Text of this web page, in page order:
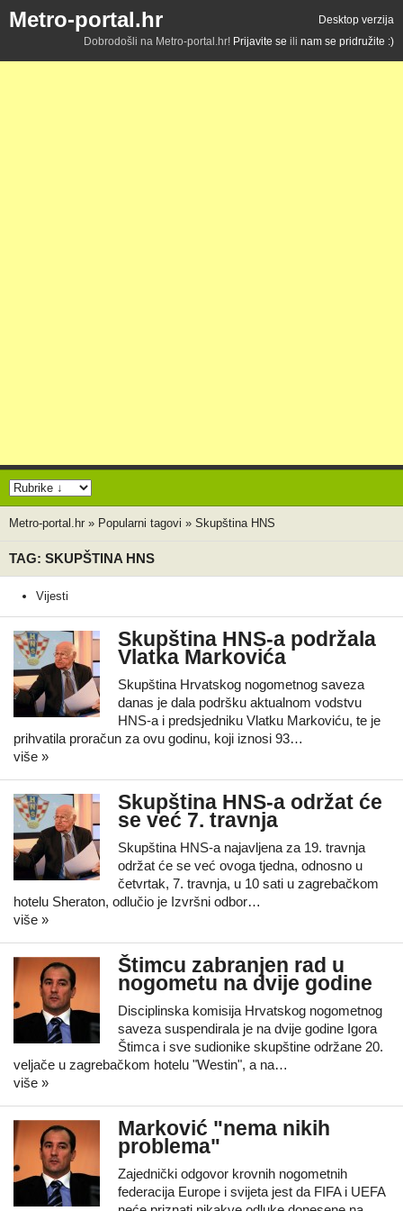
Metro-portal.hr
Desktop verzija
Dobrodošli na Metro-portal.hr! Prijavite se ili nam se pridružite :)
Metro-portal.hr » Popularni tagovi » Skupština HNS
TAG: SKUPŠTINA HNS
Vijesti
Skupština HNS-a podržala
Vlatka Markovića
Skupština Hrvatskog nogometnog saveza
danas je dala podršku aktualnom vodstvu
HNS-a i predsjedniku Vlatku Markoviću, te je
prihvatila proračun za ovu godinu, koji iznosi 93…
više »
Skupština HNS-a održat će
se već 7. travnja
Skupština HNS-a najavljena za 19. travnja
održat će se već ovoga tjedna, odnosno u
četvrtak, 7. travnja, u 10 sati u zagrebačkom
hotelu Sheraton, odlučio je Izvršni odbor…
više »
Štimcu zabranjen rad u
nogometu na dvije godine
Disciplinska komisija Hrvatskog nogometnog
saveza suspendirala je na dvije godine Igora
Štimca i sve sudionike skupštine održane 20.
veljače u zagrebačkom hotelu "Westin", a na…
više »
Marković "nema nikih
problema"
Zajednički odgovor krovnih nogometnih
federacija Europe i svijeta jest da FIFA i UEFA